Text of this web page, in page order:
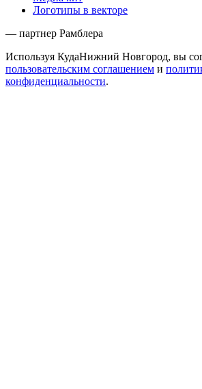
Логотипы в векторе
— партнер Рамблера
Используя КудаНижний Новгород, вы
пользовательским соглашением и
конфиденциальности.